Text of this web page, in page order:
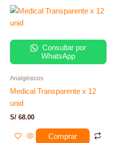
Consultar por
WhatsApp
Analgésicos
Medical Transparente x 12
unid
S/ 68.00
Comprar